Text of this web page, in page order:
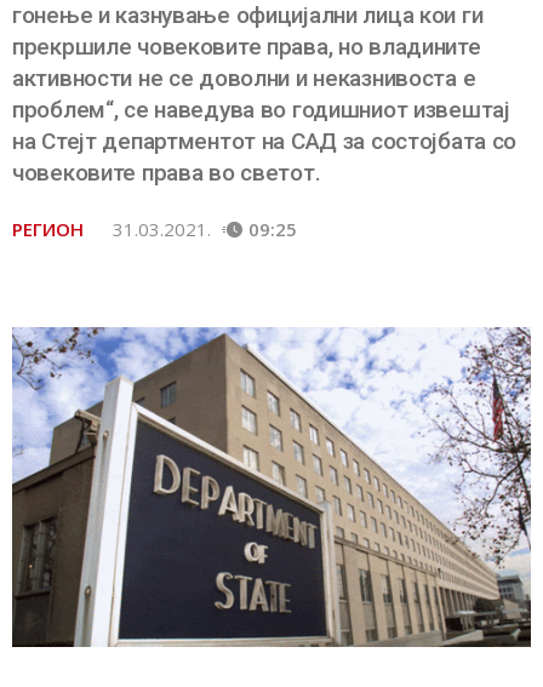
гонење и казнување официјални лица кои ги
прекршиле човековите права, но владините
активности не се доволни и неказнивоста е
проблем“, се наведува во годишниот извештај
на Стејт департментот на САД за состојбата со
човековите права во светот.
РЕГИОН 31.03.2021. 09:25